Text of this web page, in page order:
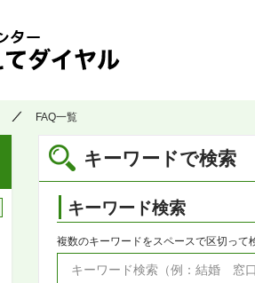
FAQ一覧
キーワードで検索
キーワード検索
複数のキーワードをスペースで区切って